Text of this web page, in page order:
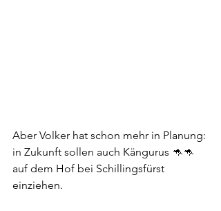
Aber Volker hat schon mehr in Planung:
in Zukunft sollen auch Kängurus 🦘🦘
auf dem Hof bei Schillingsfürst
einziehen.